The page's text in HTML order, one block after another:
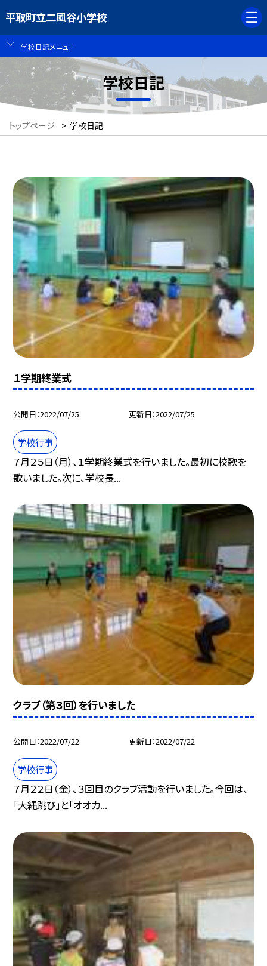
平取町立二風谷小学校
学校日記メニュー
学校日記
トップページ > 学校日記
１学期終業式
公開日 2022/07/25 更新日 2022/07/25
学校行事
７月２５日（月）、１学期終業式を行いました。最初に校歌を
歌いました。次に、学校長...
クラブ（第３回）を行いました
公開日 2022/07/22 更新日 2022/07/22
学校行事
７月２２日（金）、３回目のクラブ活動を行いました。今回は、
「大縄跳び」と「オオカ...